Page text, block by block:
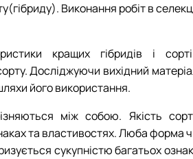
Виконання робіт в
кращих гібридів і
Досліджуючи вихідний
його використання.
між собою. Якість
та властивостях. Люба форма
сукупністю багатьох ознак